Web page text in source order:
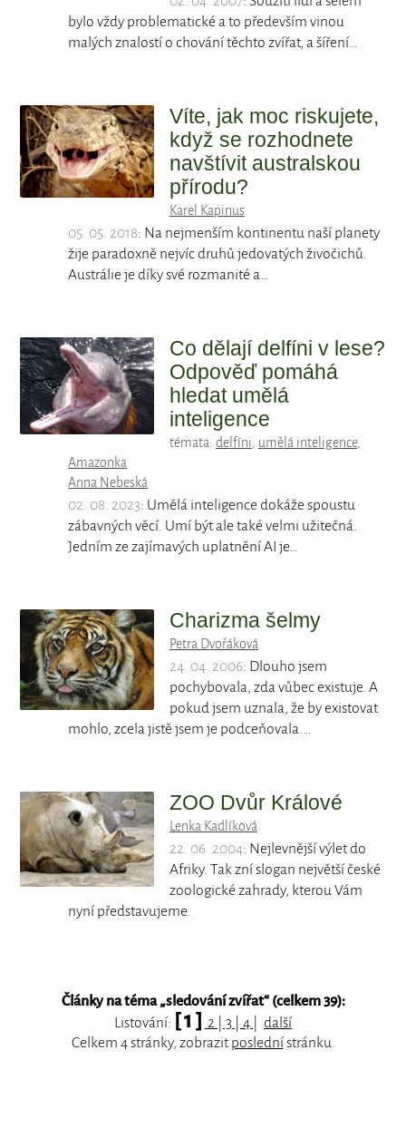
bylo vždy problematické a to především vinou
malých znalostí o chování těchto zvířat, a šíření…
Víte, jak moc riskujete,
když se rozhodnete
navštívit australskou
přírodu?
Karel Kapinus
05. 05. 2018: Na nejmenším kontinentu naší planety
žije paradoxně nejvíc druhů jedovatých živočichů.
Austrálie je díky své rozmanité a…
Co dělají delfíni v lese?
Odpověď pomáhá
hledat umělá
inteligence
témata: delfíni, umělá inteligence,
Amazonka
Anna Nebeská
02. 08. 2023: Umělá inteligence dokáže spoustu
zábavných věcí. Umí být ale také velmi užitečná.
Jedním ze zajímavých uplatnění AI je…
Charizma šelmy
Petra Dvořáková
24. 04. 2006: Dlouho jsem
pochybovala, zda vůbec existuje. A
pokud jsem uznala, že by existovat
mohlo, zcela jistě jsem je podceňovala.…
ZOO Dvůr Králové
Lenka Kadlíková
22. 06. 2004: Nejlevnější výlet do
Afriky. Tak zní slogan největší české
zoologické zahrady, kterou Vám
nyní představujeme.
Články na téma „sledování zvířat“ (celkem 39):
Listování: [ 1 ] 2 3 4
další
Celkem 4 stránky, zobrazitposlednístránku.